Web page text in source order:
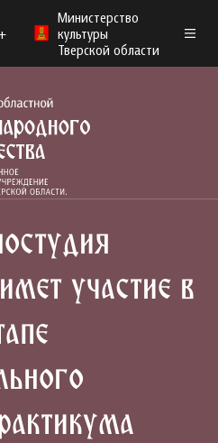
Министерство
культуры
Тверской области
участие в